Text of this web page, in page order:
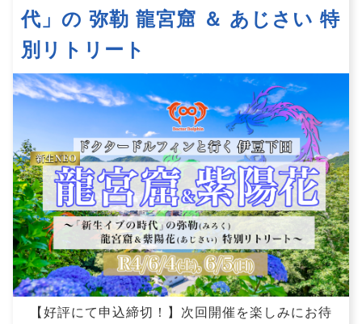
代」の 弥勒 龍宮窟 ＆ あじさい 特
別リトリート
【好評にて申込締切！】次回開催を楽しみにお待